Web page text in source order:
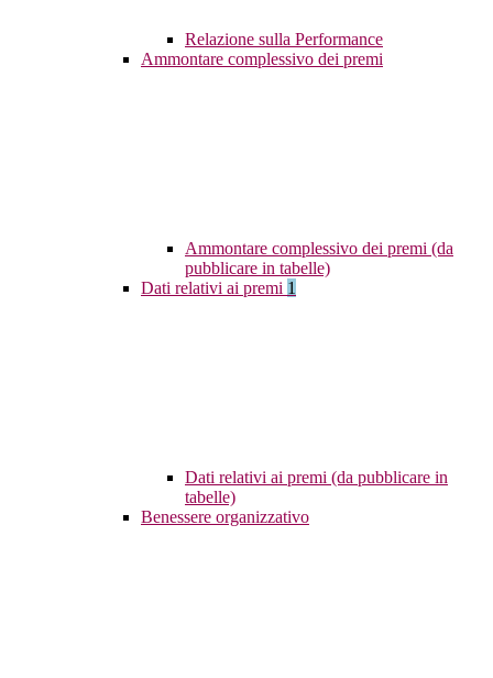
Relazione sulla Performance
Ammontare complessivo dei premi
Ammontare complessivo dei premi (da
pubblicare in tabelle)
Dati relativi ai premi 1
Dati relativi ai premi (da pubblicare in
tabelle)
Benessere organizzativo